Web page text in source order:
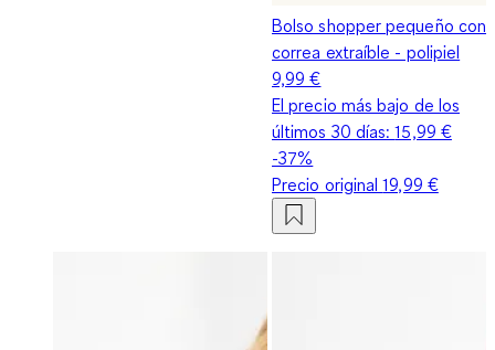
Bolso shopper pequeño con
correa extraíble - polipiel
9,99 €
El precio más bajo de los
últimos 30 días:15,99 €
-37%
Precio original19,99 €